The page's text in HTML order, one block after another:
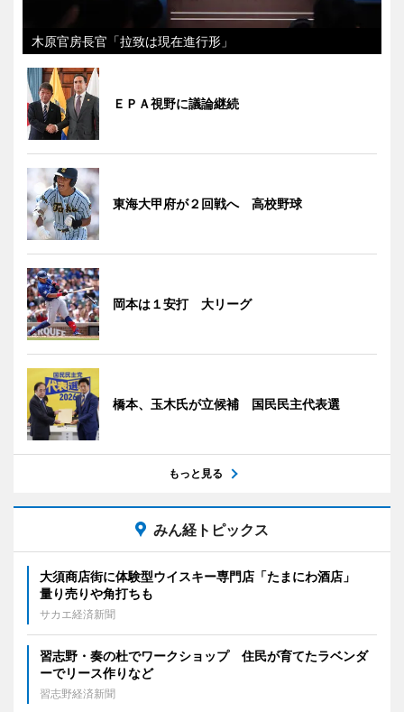
木原官房長官「拉致は現在進行形」
ＥＰＡ視野に議論継続
東海大甲府が２回戦へ 高校野球
岡本は１安打 大リーグ
橋本、玉木氏が立候補 国民民主代表選
もっと見る
みん経トピックス
大須商店街に体験型ウイスキー専門店「たまにわ酒店」
量り売りや角打ちも
サカエ経済新聞
習志野・奏の杜でワークショップ 住民が育てたラベンダ
ーでリース作りなど
習志野経済新聞